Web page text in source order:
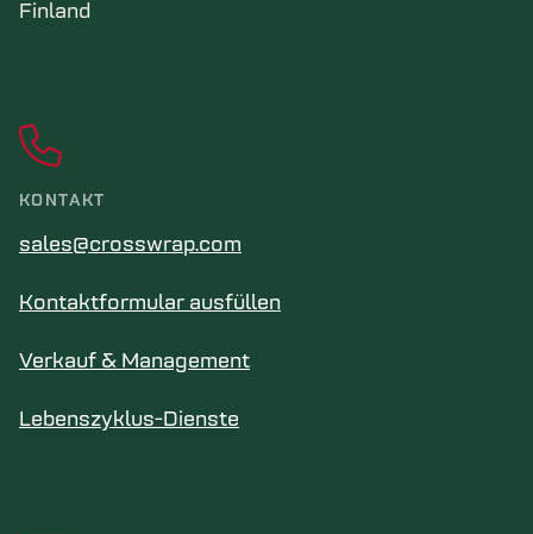
Finland
KONTAKT
sales@crosswrap.com
Kontaktformular ausfüllen
Verkauf & Management
Lebenszyklus-Dienste